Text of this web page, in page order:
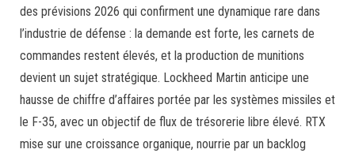
des prévisions 2026 qui confirment une dynamique rare dans
l’industrie de défense : la demande est forte, les carnets de
commandes restent élevés, et la production de munitions
devient un sujet stratégique. Lockheed Martin anticipe une
hausse de chiffre d’affaires portée par les systèmes missiles et
le F-35, avec un objectif de flux de trésorerie libre élevé. RTX
mise sur une croissance organique, nourrie par un backlog